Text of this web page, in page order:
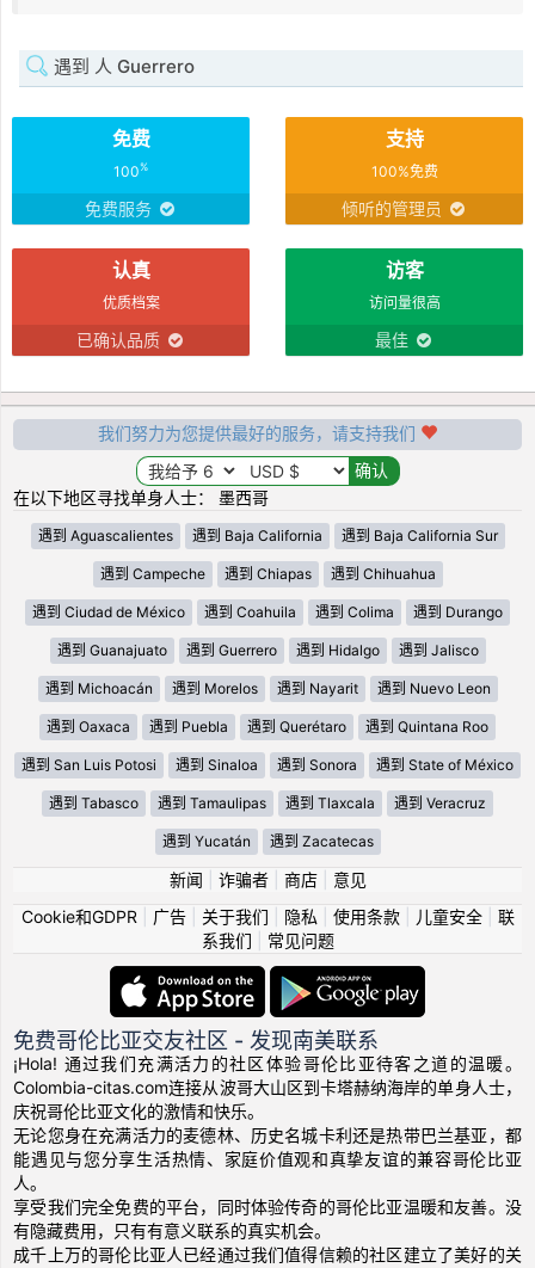
遇到 人 Guerrero
免费
100%
免费服务
支持
100%免费
倾听的管理员
认真
优质档案
已确认品质
访客
访问量很高
最佳
我们努力为您提供最好的服务，请支持我们
在以下地区寻找单身人士： 墨西哥
遇到 Aguascalientes 遇到 Baja California 遇到 Baja California Sur
遇到 Campeche 遇到 Chiapas 遇到 Chihuahua
遇到 Ciudad de México 遇到 Coahuila 遇到 Colima 遇到 Durango
遇到 Guanajuato 遇到 Guerrero 遇到 Hidalgo 遇到 Jalisco
遇到 Michoacán 遇到 Morelos 遇到 Nayarit 遇到 Nuevo Leon
遇到 Oaxaca 遇到 Puebla 遇到 Querétaro 遇到 Quintana Roo
遇到 San Luis Potosi 遇到 Sinaloa 遇到 Sonora 遇到 State of México
遇到 Tabasco 遇到 Tamaulipas 遇到 Tlaxcala 遇到 Veracruz
遇到 Yucatán 遇到 Zacatecas
新闻 诈骗者| 商店| 意见
Cookie和GDPR
广告| 关于我们 隐私 使用条款| 儿童安全| 联
系我们
常见问题
免费哥伦比亚交友社区 - 发现南美联系
¡Hola! 通过我们充满活力的社区体验哥伦比亚待客之道的温暖。
Colombia-citas.com连接从波哥大山区到卡塔赫纳海岸的单身人士，
庆祝哥伦比亚文化的激情和快乐。
无论您身在充满活力的麦德林、历史名城卡利还是热带巴兰基亚，都
能遇见与您分享生活热情、家庭价值观和真挚友谊的兼容哥伦比亚
人。
享受我们完全免费的平台，同时体验传奇的哥伦比亚温暖和友善。没
有隐藏费用，只有有意义联系的真实机会。
成千上万的哥伦比亚人已经通过我们值得信赖的社区建立了美好的关